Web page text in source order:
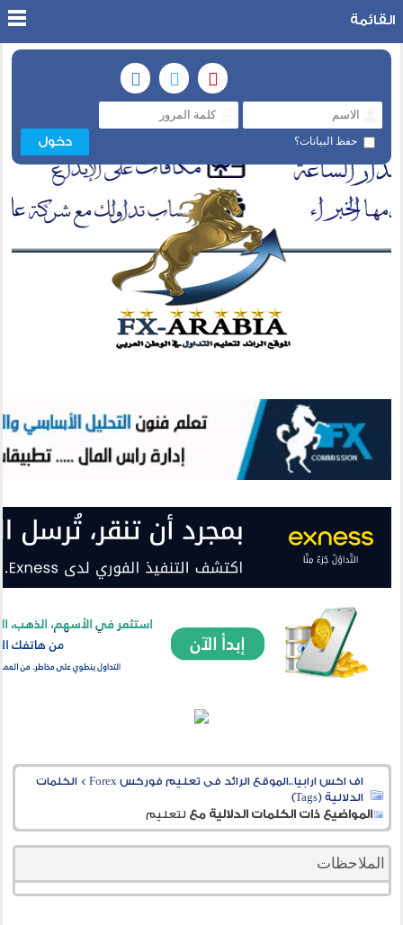
حفظ البيانات؟
القائمة
اف اكس ارابيا..الموقع الرائد فى تعليم فوركس Forex >الكلمات
الدلالية (Tags)
المواضيع ذات الكلمات الدلالية معلتعليم
الملاحظات